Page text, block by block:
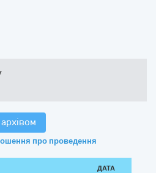
про проведення
ДАТА